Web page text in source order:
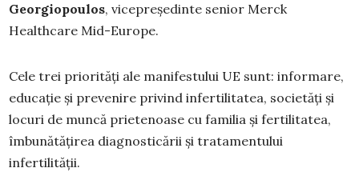
Georgiopoulos, vicepreședinte senior Merck
Healthcare Mid-Europe.
Cele trei priorități ale manifestului UE sunt: informare,
educație și prevenire privind infertilitatea, societăți și
locuri de muncă prietenoase cu familia și fertilitatea,
îmbunătățirea diagnosticării și tratamentului
infertilității.